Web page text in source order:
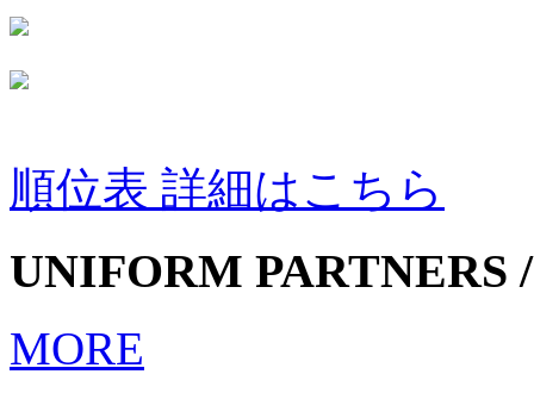
順位表 詳細はこちら
UNIFORM PARTNERS
MORE